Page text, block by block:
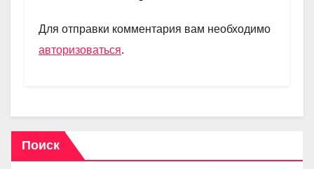
m p
p
a
и
Для отправки комментария вам необходимо
авторизоваться.
Поиск